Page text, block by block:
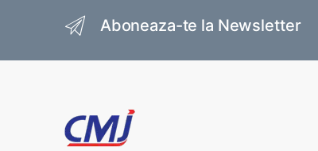
Aboneaza-te la Newsletter